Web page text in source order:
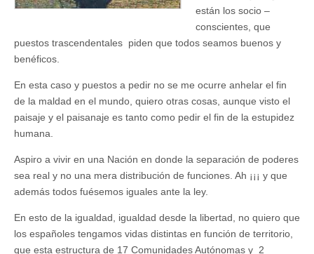
están los socio –
conscientes, que
puestos trascendentales piden que todos seamos buenos y
benéficos.
En esta caso y puestos a pedir no se me ocurre anhelar el fin
de la maldad en el mundo, quiero otras cosas, aunque visto el
paisaje y el paisanaje es tanto como pedir el fin de la estupidez
humana.
Aspiro a vivir en una Nación en donde la separación de poderes
sea real y no una mera distribución de funciones. Ah ¡¡¡ y que
además todos fuésemos iguales ante la ley.
En esto de la igualdad, igualdad desde la libertad, no quiero que
los españoles tengamos vidas distintas en función de territorio,
que esta estructura de 17 Comunidades Autónomas y 2